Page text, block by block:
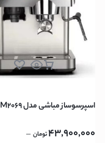
اسپرسوساز مباشی مدل ME-CCM2069
43,900,000تومان –